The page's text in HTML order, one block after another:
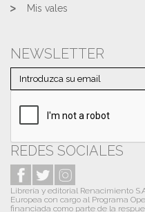
Mis vales
NEWSLETTER
REDES SOCIALES
Librería y editorial Renacimiento
Europea con cargo al Programa
financiada como parte de la